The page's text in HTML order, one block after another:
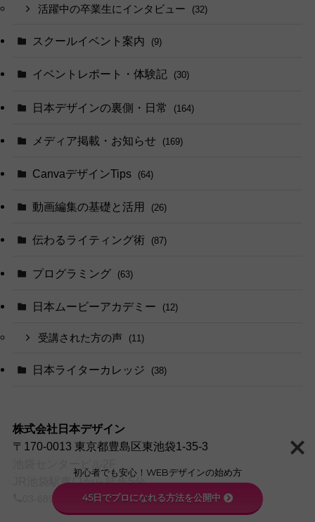
活躍中の卒業生にインタビュー (32)
スクールイベント案内 (9)
イベントレポート・体験記 (30)
日本デザインの裏側・日常 (164)
メディア掲載・お知らせ (169)
CanvaデザインTips (64)
動画編集の基礎と活用 (26)
伝わるライティング術 (87)
プログラミング (63)
日本ムービーアカデミー (12)
受講された方の声 (11)
日本ライターカレッジ (38)
株式会社日本デザイン
〒170-0013 東京都豊島区東池袋1-35-3
JR池袋駅東口から徒歩5分
03-6899-2729
初心者でも安心！WEBデザインの始め方
45日でプロになれる方法を公開中